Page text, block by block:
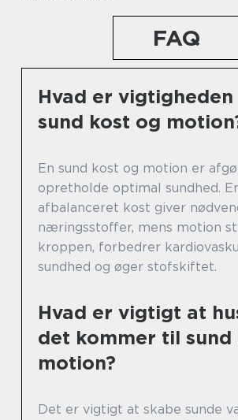
FAQ
Hvad er vigtigheden
sund kost og
En sund kost og motion er
opretholde optimal sundhed.
afbalanceret kost giver
næringsstoffer, mens motion
kroppen, forbedrer
sundhed og øger stofskiftet.
Hvad er vigtigt at
det kommer til sund
motion?
Det er vigtigt at skabe sunde